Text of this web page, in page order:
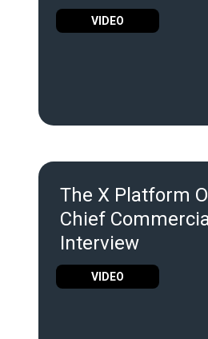
VIDEO
The X Platform
Chief
Interview
VIDEO